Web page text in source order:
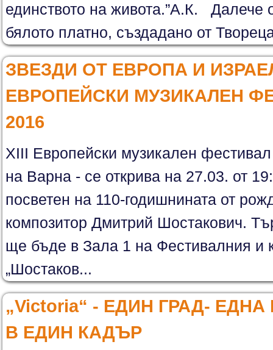
единството на живота.”А.К. Далече
бялото платно, създадано от
ЗВЕЗДИ ОТ ЕВРОПА И
ЕВРОПЕЙСКИ МУЗИКАЛЕН
2016
XIII Европейски музикален
на Варна - се открива на 27.03. от
посветен на 110-годишнината от
композитор Дмитрий Шостакович.
ще бъде в Зала 1 на Фестивалния и
„Шостаков...
„Victoria“ - ЕДИН ГРАД-
В ЕДИН КАДЪР